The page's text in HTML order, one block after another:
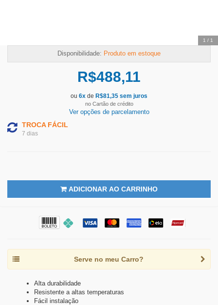
1 / 1
Disponibilidade: Produto em estoque
R$488,11
ou 6x de R$81,35 sem juros
no Cartão de crédito
Ver opções de parcelamento
TROCA FÁCIL
7 dias
ADICIONAR AO CARRINHO
Serve no meu Carro?
Alta durabilidade
Resistente a altas temperaturas
Fácil instalação